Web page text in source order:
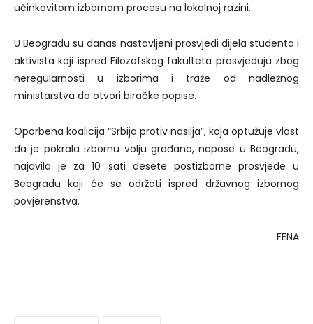
učinkovitom izbornom procesu na lokalnoj razini.
U Beogradu su danas nastavljeni prosvjedi dijela studenta i
aktivista koji ispred Filozofskog fakulteta prosvjeduju zbog
neregularnosti u izborima i traže od nadležnog
ministarstva da otvori biračke popise.
Oporbena koalicija “Srbija protiv nasilja”, koja optužuje vlast
da je pokrala izbornu volju građana, napose u Beogradu,
najavila je za 10 sati desete postizborne prosvjede u
Beogradu koji će se održati ispred državnog izbornog
povjerenstva.
FENA